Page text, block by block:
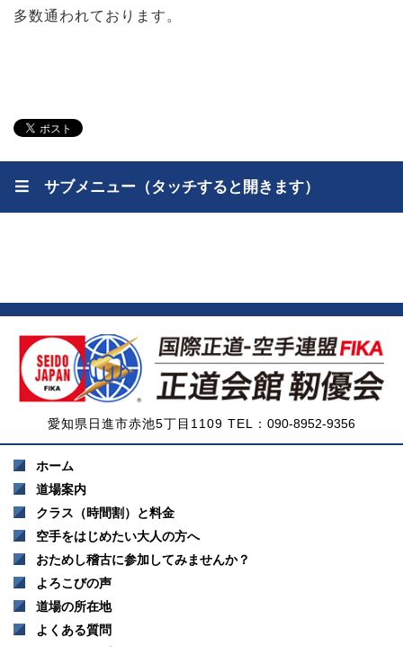
多数通われております。
サブメニュー（タッチすると開きます）
愛知県日進市赤池5丁目1109 TEL： 090-8952-9356
ホーム
道場案内
クラス（時間割）と料金
空手をはじめたい大人の方へ
おためし稽古に参加してみませんか？
よろこびの声
道場の所在地
よくある質問